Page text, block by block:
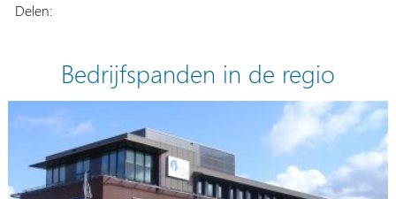
Delen:
Bedrijfspanden in de regio